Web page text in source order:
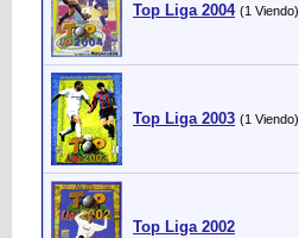
Top Liga 2004 (1 Viendo)
Top Liga 2003 (1 Viendo)
Top Liga 2002